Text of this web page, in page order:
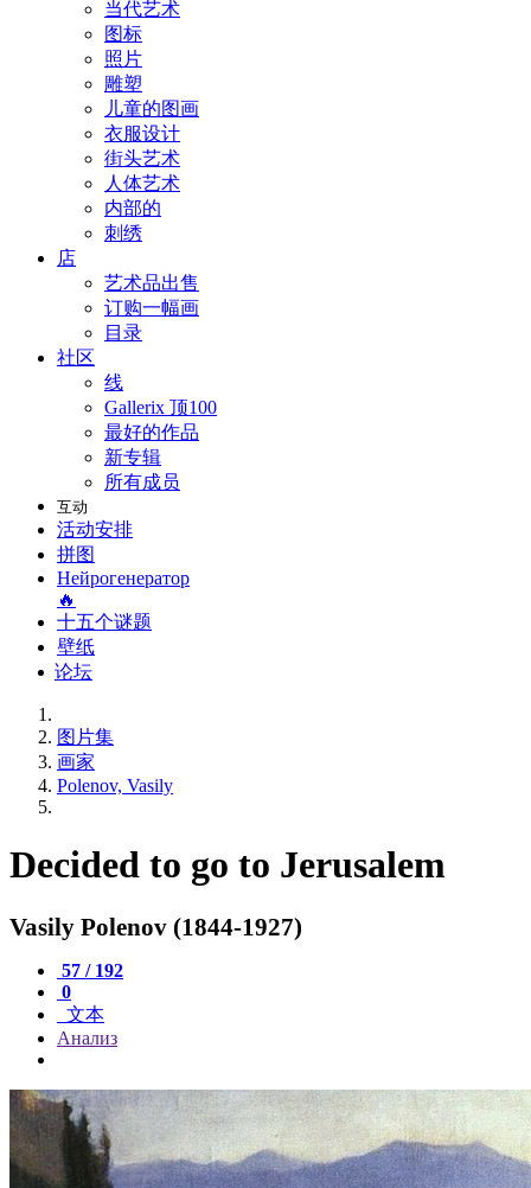
当代艺术
图标
照片
雕塑
儿童的图画
衣服设计
街头艺术
人体艺术
内部的
刺绣
店
艺术品出售
订购一幅画
目录
社区
线
Gallerix 顶100
最好的作品
新专辑
所有成员
互动
活动安排
拼图
Нейрогенератор
🔥
十五个谜题
壁纸
论坛
图片集
画家
Polenov, Vasily
Decided to go to Jerusalem
Vasily Polenov (1844-1927)
57 / 192
0
文本
Анализ